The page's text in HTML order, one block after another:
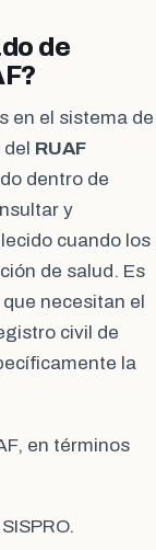
de
en el sistema de
del RUAF
dentro de
y
cuando los
de salud. Es
necesitan el
civil de
la
en términos